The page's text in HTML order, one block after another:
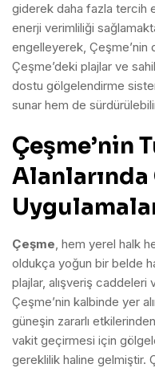
giderek daha fazla tercih
enerji verimliliği
engelleyerek, Çeşme’nin
Çeşme’deki plajlar ve
dostu gölgelendirme
sunar hem de
Çeşme’nin
Çeşme, hem yerel halk
oldukça yoğun bir belde
plajlar, alışveriş caddeleri
Çeşme’nin kalbinde yer
güneşin zararlı
vakit geçirmesi için
gereklilik haline gelmiştir.